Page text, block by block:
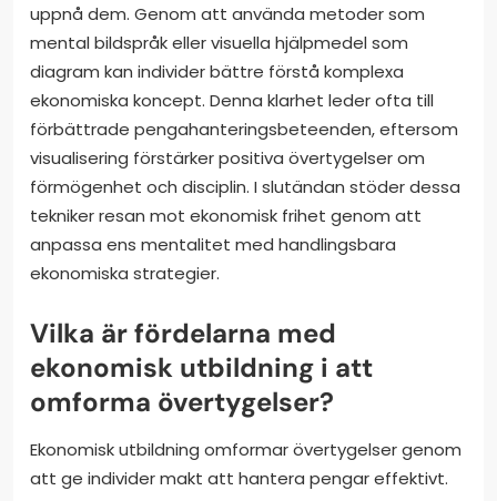
uppnå dem. Genom att använda metoder som
mental bildspråk eller visuella hjälpmedel som
diagram kan individer bättre förstå komplexa
ekonomiska koncept. Denna klarhet leder ofta till
förbättrade pengahanteringsbeteenden, eftersom
visualisering förstärker positiva övertygelser om
förmögenhet och disciplin. I slutändan stöder dessa
tekniker resan mot ekonomisk frihet genom att
anpassa ens mentalitet med handlingsbara
ekonomiska strategier.
Vilka är fördelarna med
ekonomisk utbildning i att
omforma övertygelser?
Ekonomisk utbildning omformar övertygelser genom
att ge individer makt att hantera pengar effektivt.